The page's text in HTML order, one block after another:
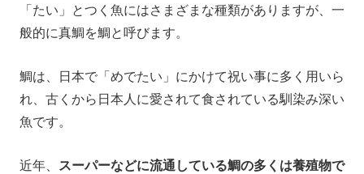
「たい」とつく魚にはさまざまな種類がありますが、一
般的に真鯛を鯛と呼びます。
鯛は、日本で「めでたい」にかけて祝い事に多く用いら
れ、古くから日本人に愛されて食されている馴染み深い
魚です。
近年、
スーパーなどに流通している鯛の多くは養殖物で